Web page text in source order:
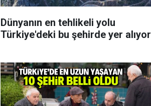
Dünyanın en tehlikeli yolu
Türkiye'deki bu şehirde yer alıyor